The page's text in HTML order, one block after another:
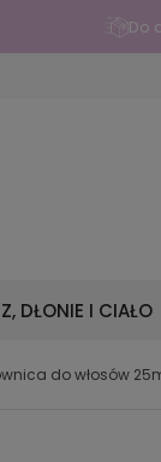
Do
DŁONIE I CIAŁO
do włosów